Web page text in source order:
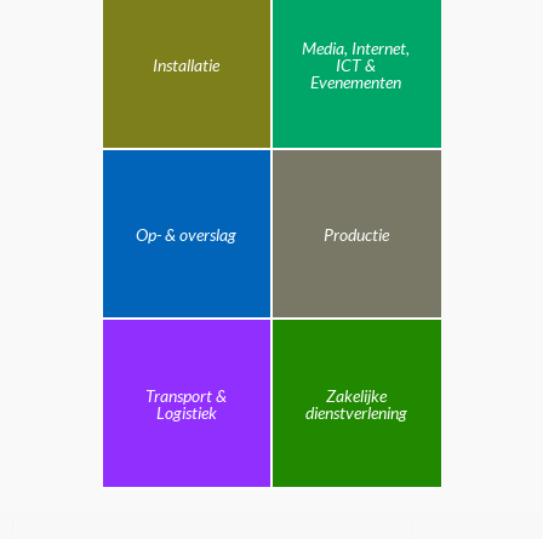
Installatie
Media, Internet,
ICT &
Evenementen
Op- & overslag Productie
Transport &
Logistiek
Zakelijke
dienstverlening